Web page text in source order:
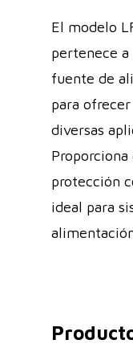
El modelo
pertenece
fuente de
para
diversas
protección
ideal para